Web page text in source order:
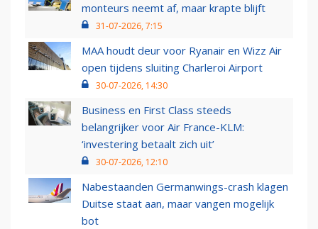
monteurs neemt af, maar krapte blijft
31-07-2026, 7:15
MAA houdt deur voor Ryanair en Wizz Air
open tijdens sluiting Charleroi Airport
30-07-2026, 14:30
Business en First Class steeds
belangrijker voor Air France-KLM:
‘investering betaalt zich uit’
30-07-2026, 12:10
Nabestaanden Germanwings-crash klagen
Duitse staat aan, maar vangen mogelijk
bot